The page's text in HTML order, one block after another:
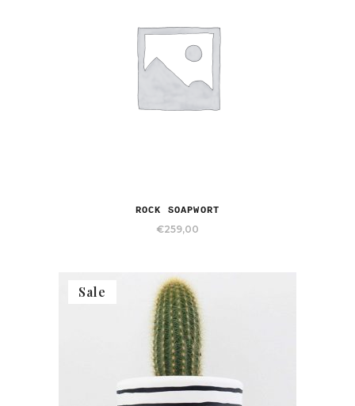
ROCK SOAPWORT
€259,00
Sale